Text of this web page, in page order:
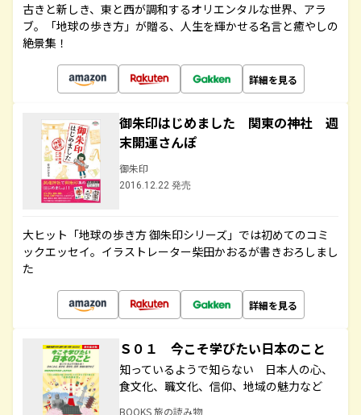
古きと新しき、東と西が調和するオリエンタルな世界、アラ
ブ。「地球の歩き方」が贈る、人生を輝かせる名言と癒やしの
絶景集！
詳細を見る
御朱印はじめました 関東の神社 週
末開運さんぽ
御朱印
2016.12.22 発売
大ヒット「地球の歩き方 御朱印シリーズ」では初めてのコミ
ックエッセイ。イラストレーター柴田かおるが書きおろしまし
た
詳細を見る
Ｓ０１ 今こそ学びたい日本のこと
知っているようで知らない 日本人の心、
食文化、職文化、信仰、地域の魅力など
BOOKS 旅の読み物